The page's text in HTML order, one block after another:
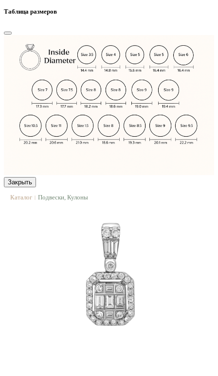
Таблица размеров
Закрыть
Каталог | Подвески, Кулоны